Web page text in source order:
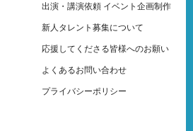
出演・講演依頼 イベント企画制作
新人タレント募集について
応援してくださる皆様へのお願い
よくあるお問い合わせ
プライバシーポリシー